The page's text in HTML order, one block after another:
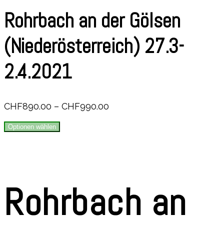
Rohrbach an der Gölsen
(Niederösterreich) 27.3-
2.4.2021
CHF890.00 – CHF990.00
Optionen wählen
Rohrbach an